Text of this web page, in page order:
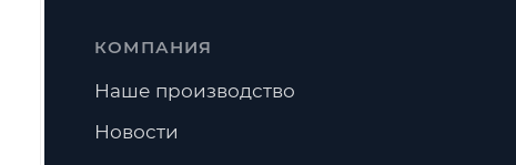
КОМПАНИЯ
Наше производство
Новости